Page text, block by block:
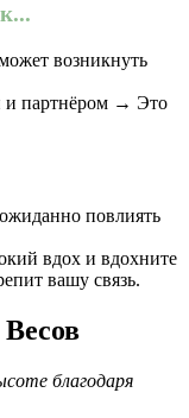
возникнуть
и партнёром → Это
повлиять
вдох и вдохните
вашу связь.
благодаря